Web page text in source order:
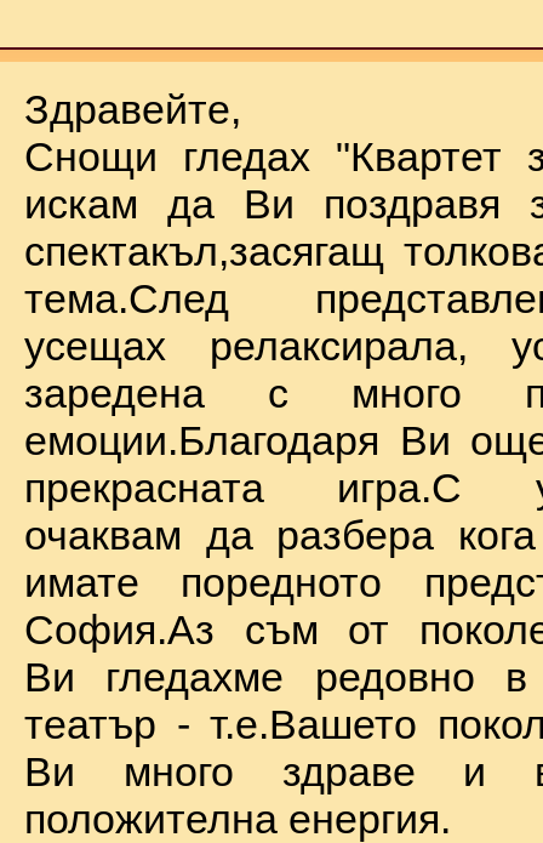
Здравейте,
Снощи гледах "Квартет
искам да Ви поздравя
спектакъл,засягащ
тема.След
усещах релаксирала,
заредена с много
емоции.Благодаря Ви
прекрасната игра.С
очаквам да разбера
имате поредното
София.Аз съм от
Ви гледахме редовно
театър - т.е.Вашето
Ви много здраве и
положителна енергия.